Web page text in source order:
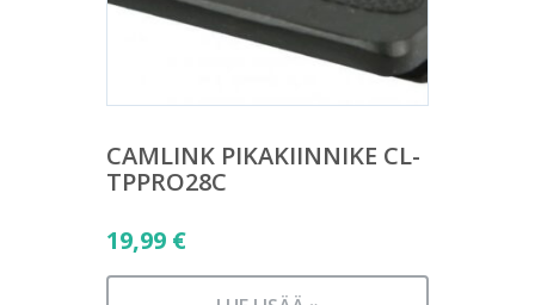
CAMLINK PIKAKIINNIKE CL-
TPPRO28C
19,99 €